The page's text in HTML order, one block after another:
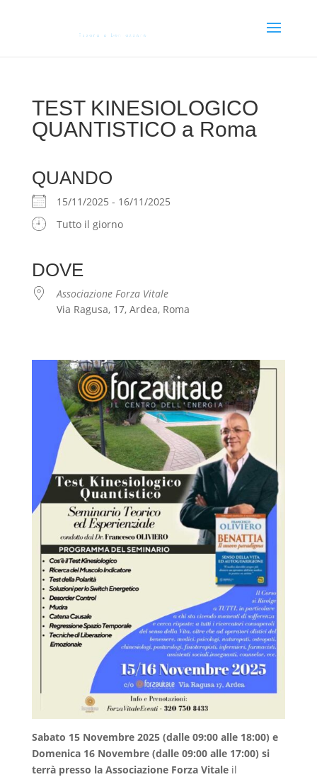
TEST KINESIOLOGICO
QUANTISTICO a Roma
QUANDO
15/11/2025 - 16/11/2025
Tutto il giorno
DOVE
Associazione Forza Vitale
Via Ragusa, 17, Ardea, Roma
Sabato 15 Novembre 2025 (dalle 09:00 alle 18:00) e
Domenica 16 Novembre (dalle 09:00 alle 17:00) si
terrà presso la Associazione Forza Vitaleil